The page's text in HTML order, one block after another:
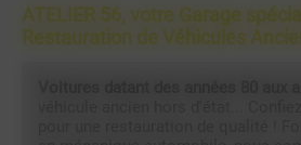
ATELIER 56, votre Garage
Restauration de Véhicules